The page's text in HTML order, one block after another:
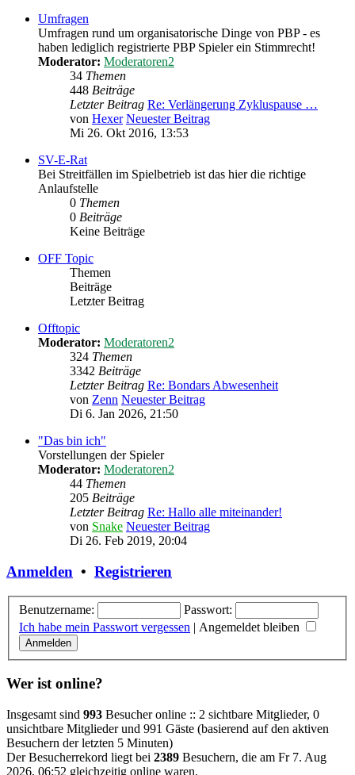
Umfragen
Umfragen rund um organisatorische Dinge von PBP - es
haben lediglich registrierte PBP Spieler ein Stimmrecht!
Moderator: Moderatoren2
34 Themen
448 Beiträge
Letzter Beitrag Re: Verlängerung Zykluspause …
von Hexer Neuester Beitrag
Mi 26. Okt 2016, 13:53
SV-E-Rat
Bei Streitfällen im Spielbetrieb ist das hier die richtige
Anlaufstelle
0 Themen
0 Beiträge
Keine Beiträge
OFF Topic
Themen
Beiträge
Letzter Beitrag
Offtopic
Moderator: Moderatoren2
324 Themen
3342 Beiträge
Letzter Beitrag Re: Bondars Abwesenheit
von Zenn Neuester Beitrag
Di 6. Jan 2026, 21:50
"Das bin ich"
Vorstellungen der Spieler
Moderator: Moderatoren2
44 Themen
205 Beiträge
Letzter Beitrag Re: Hallo alle miteinander!
von Snake Neuester Beitrag
Di 26. Feb 2019, 20:04
Anmelden • Registrieren
Benutzername:
Passwort:
Ich habe mein Passwort vergessen | Angemeldet bleiben
Wer ist online?
Insgesamt sind 993 Besucher online :: 2 sichtbare Mitglieder, 0
unsichtbare Mitglieder und 991 Gäste (basierend auf den aktiven
Besuchern der letzten 5 Minuten)
Der Besucherrekord liegt bei 2389 Besuchern, die am Fr 7. Aug
2026, 06:52 gleichzeitig online waren.